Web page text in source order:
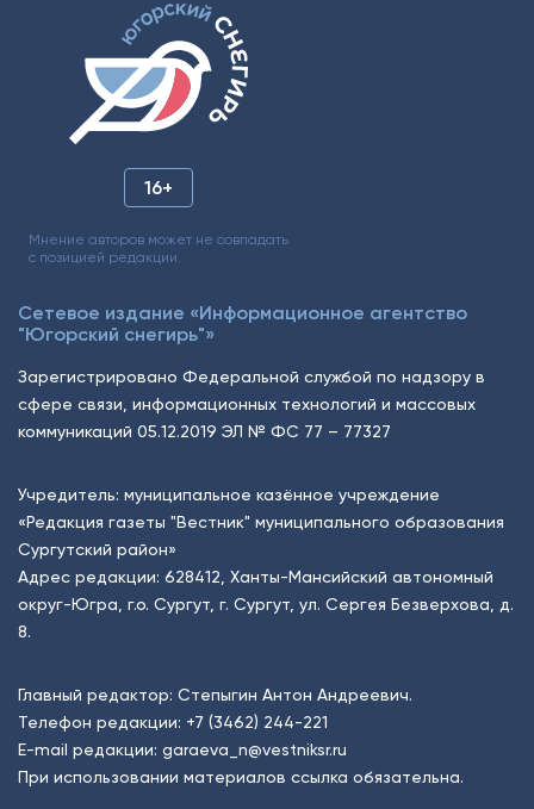
16+
Мнение авторов может не совпадать
с позицией редакции.
Сетевое издание «Информационное агентство
"Югорский снегирь"»
Зарегистрировано Федеральной службой по надзору в
сфере связи, информационных технологий и массовых
коммуникаций 05.12.2019 ЭЛ № ФС 77 – 77327
Учредитель: муниципальное казённое учреждение
«Редакция газеты "Вестник" муниципального образования
Сургутский район»
Адрес редакции: 628412, Ханты-Мансийский автономный
округ-Югра, г.о. Сургут, г. Сургут, ул. Сергея Безверхова, д.
8.
Главный редактор: Степыгин Антон Андреевич.
Телефон редакции: +7 (3462) 244-221
E-mail редакции: garaeva_n@vestniksr.ru
При использовании материалов ссылка обязательна.